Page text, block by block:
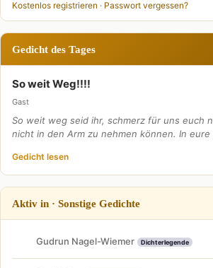
Kostenlos registrieren · Passwort vergessen?
Gedicht des Tages
So weit Weg!!!!
Gast
So weit weg seid ihr, schmerz für uns euch
nicht in den Arm zu nehmen können. In
Gedicht lesen
Aktiv in · Sonstige Gedichte
Gudrun Nagel-Wiemer Dichterlegende